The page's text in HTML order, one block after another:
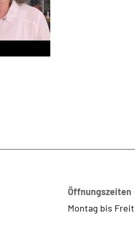
Öffnungszeiten
Montag bis